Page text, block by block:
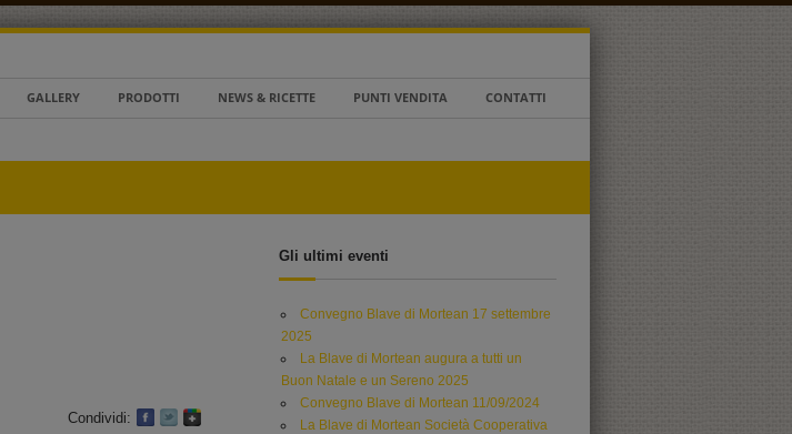
GALLERY PRODOTTI NEWS & RICETTE PUNTI VENDITA CONTATTI
Condividi:
Gli ultimi eventi
Convegno Blave di Mortean 17 settembre
2025
La Blave di Mortean augura a tutti un
Buon Natale e un Sereno 2025
Convegno Blave di Mortean 11/09/2024
La Blave di Mortean Società Cooperativa